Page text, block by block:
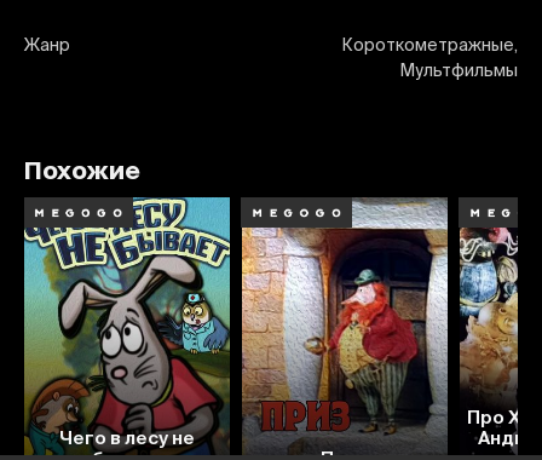
Жанр
Короткометражные,
Мультфильмы
Похожие
Чего в лесу не
Про